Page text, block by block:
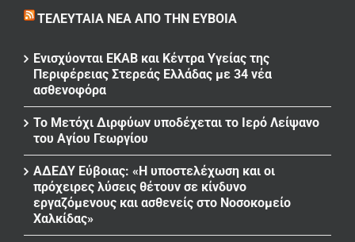
ΤΕΛΕΥΤΑΊΑ ΝΈΑ ΑΠΌ ΤΗΝ ΕΎΒΟΙΑ
Ενισχύονται ΕΚΑΒ και Κέντρα Υγείας της
Περιφέρειας Στερεάς Ελλάδας με 34 νέα
ασθενοφόρα
Το Μετόχι Διρφύων υποδέχεται το Ιερό Λείψανο
του Αγίου Γεωργίου
ΑΔΕΔΥ Εύβοιας: «Η υποστελέχωση και οι
πρόχειρες λύσεις θέτουν σε κίνδυνο
εργαζόμενους και ασθενείς στο Νοσοκομείο
Χαλκίδας»